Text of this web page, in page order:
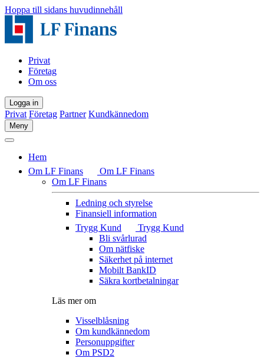
Hoppa till sidans huvudinnehåll
Privat
Företag
Om oss
Logga in
Privat Företag Partner Kundkännedom
Meny
Hem
Om LF Finans
Om LF Finans
Om LF Finans
Ledning och styrelse
Finansiell information
Trygg Kund
Trygg Kund
Bli svårlurad
Om nätfiske
Säkerhet på internet
Mobilt BankID
Säkra kortbetalningar
Läs mer om
Visselblåsning
Om kundkännedom
Personuppgifter
Om PSD2